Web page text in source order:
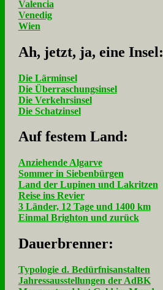
Valencia
Venedig
Wien
Ah, jetzt, ja, ei­ne In­sel:
Die Lärminsel
Die Überraschungsinsel
Die Verkehrsinsel
Die Schatzinsel
Auf fe­stem Land:
Anziehende Algarve
Sommer in Siebenbürgen
Land der Lupinen und Lakritzen
Reise ins Revier
3 Länder, 12 Tage und 1400 km
Einmal Brighton und zurück
Dau­er­bren­ner:
Typologie d. Bedürfnisanstalten
Jahressausstellungen der AdBK